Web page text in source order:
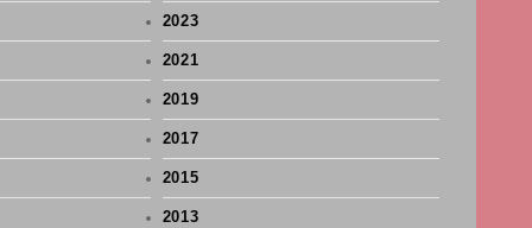
2023
2021
2019
2017
2015
2013